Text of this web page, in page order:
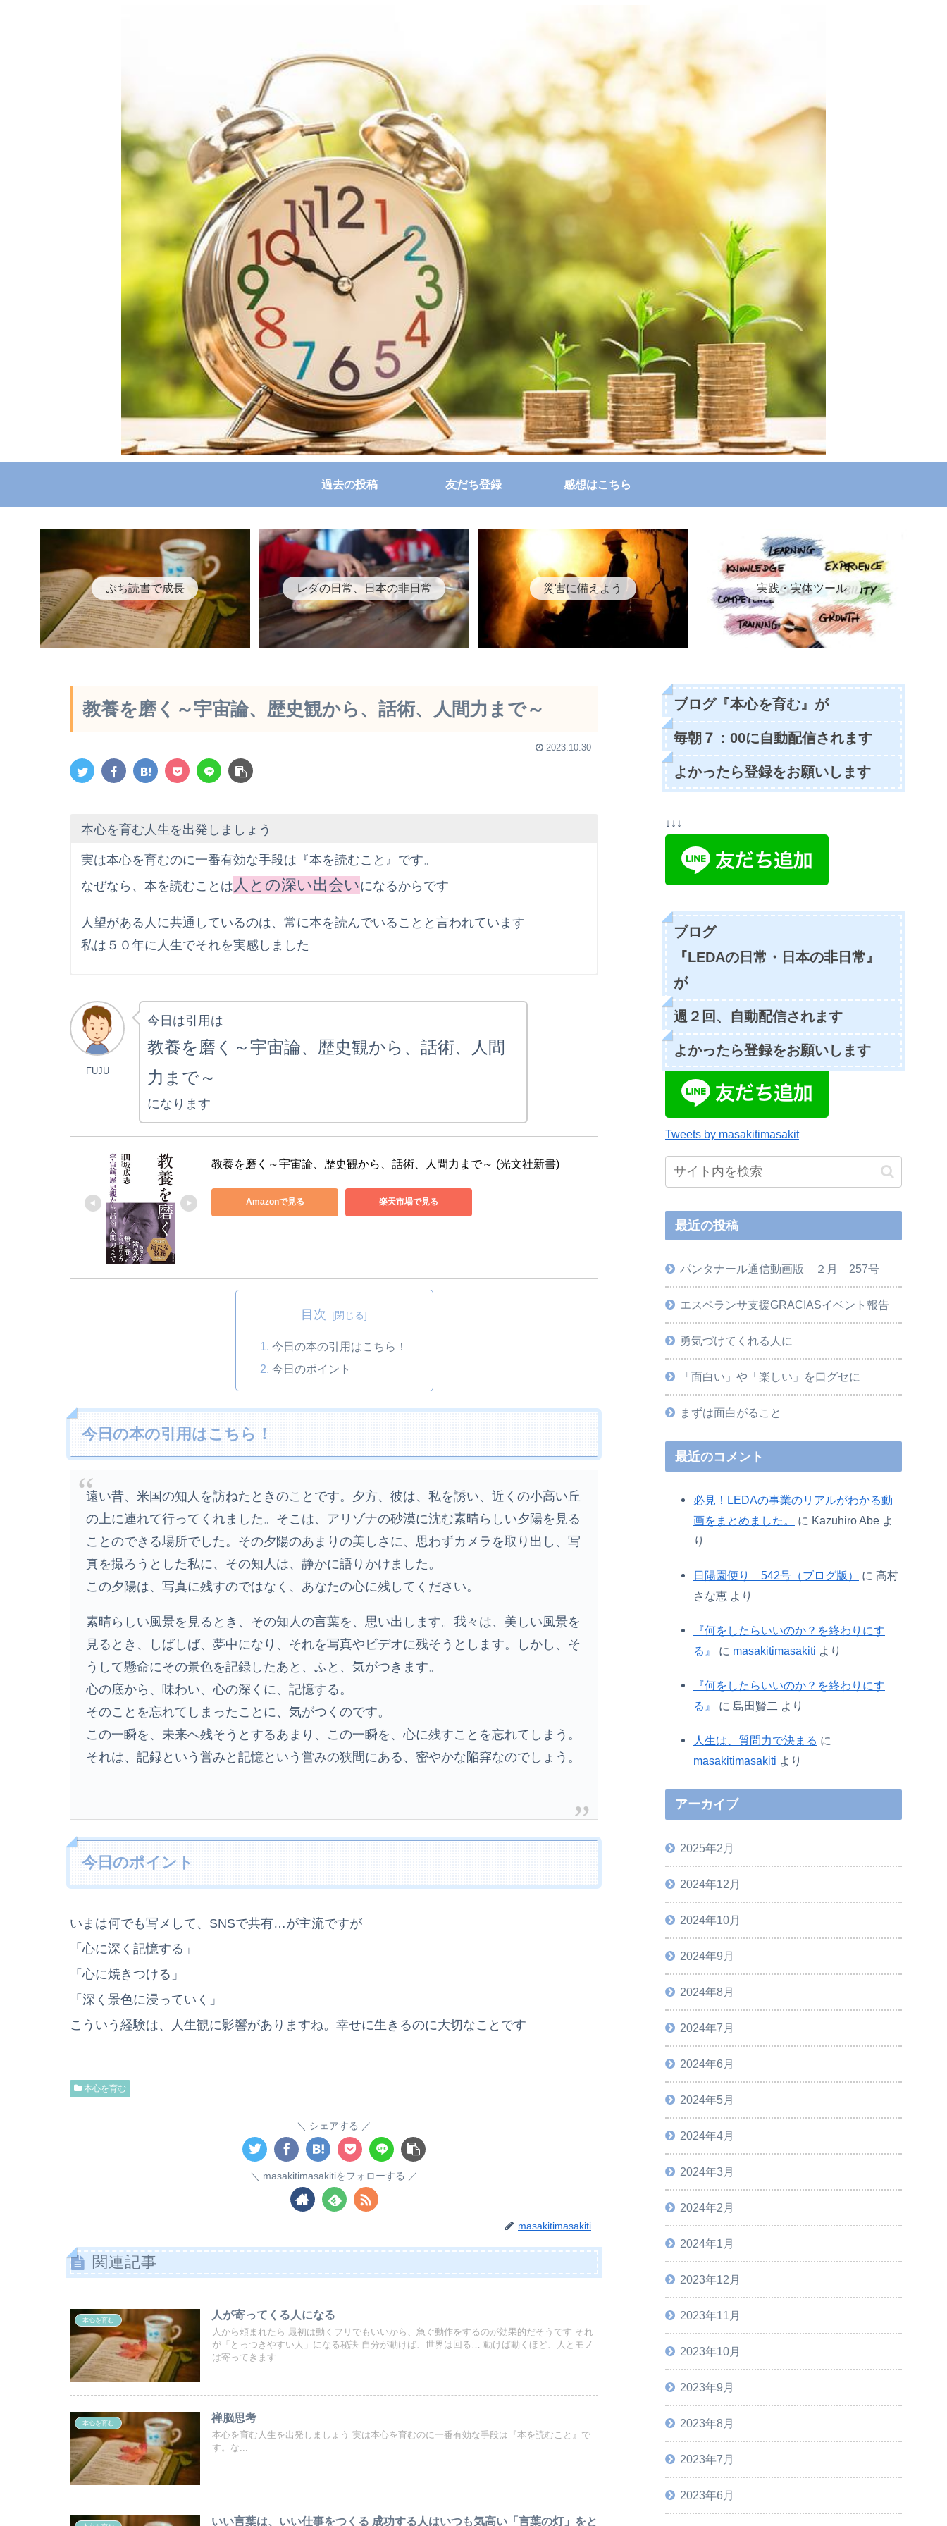
過去の投稿 友だち登録 感想はこちら
ぷち読書で成長 レダの日常、日本の非日常 災害に備えよう 実践・実体ツール
教養を磨く～宇宙論、歴史観から、話術、人間力まで～
2023.10.30
本心を育む人生を出発しましょう
実は本心を育むのに一番有効な手段は『本を読むこと』です。
なぜなら、本を読むことは 人との深い出会いになるからです
人望がある人に共通しているのは、常に本を読んでいることと言われています
私は５０年に人生でそれを実感しました
FUJU
今日は引用は
教養を磨く～宇宙論、歴史観から、話術、人間
力まで～
になります
教養を磨く～宇宙論、歴史観から、話術、人間力まで～ (光文社新書)
Amazonで見る 楽天市場で見る
目次
今日の本の引用はこちら！
今日のポイント
今日の本の引用はこちら！
遠い昔、米国の知人を訪ねたときのことです。夕方、彼は、私を誘い、近くの小高い丘
の上に連れて行ってくれました。そこは、アリゾナの砂漠に沈む素晴らしい夕陽を見る
ことのできる場所でした。その夕陽のあまりの美しさに、思わずカメラを取り出し、写
真を撮ろうとした私に、その知人は、静かに語りかけました。
この夕陽は、写真に残すのではなく、あなたの心に残してください。
素晴らしい風景を見るとき、その知人の言葉を、思い出します。我々は、美しい風景を
見るとき、しばしば、夢中になり、それを写真やビデオに残そうとします。しかし、そ
うして懸命にその景色を記録したあと、ふと、気がつきます。
心の底から、味わい、心の深くに、記憶する。
そのことを忘れてしまったことに、気がつくのです。
この一瞬を、未来へ残そうとするあまり、この一瞬を、心に残すことを忘れてしまう。
それは、記録という営みと記憶という営みの狭間にある、密やかな陥穽なのでしょう。
今日のポイント
いまは何でも写メして、SNSで共有…が主流ですが
「心に深く記憶する」
「心に焼きつける」
「深く景色に浸っていく」
こういう経験は、人生観に影響がありますね。幸せに生きるのに大切なことです
本心を育む
シェアする
masakitimasakitiをフォローする
masakitimasakiti
関連記事
本心を育む 人が寄ってくる人になる
人から頼まれたら 最初は動くフリでもいいから、急ぐ動作をするのが効果的だそうです それ
が「とっつきやすい人」になる秘訣 自分が動けば、世界は回る… 動けば動くほど、人とモノ
は寄ってきます
本心を育む 禅脳思考
本心を育む人生を出発しましょう 実は本心を育むのに一番有効な手段は『本を読むこと』で
す。な...
いい言葉は、いい仕事をつくる 成功する人はいつも気高い「言葉の灯」をと
ブログ『本心を育む』が
毎朝７：00に自動配信されます
よかったら登録をお願いします
↓↓↓
ブログ
『LEDAの日常・日本の非日常』
が
週２回、自動配信されます
よかったら登録をお願いします
Tweets by masakitimasakit
最近の投稿
パンタナール通信動画版 ２月 257号
エスペランサ支援GRACIASイベント報告
勇気づけてくれる人に
「面白い」や「楽しい」を口グセに
まずは面白がること
最近のコメント
必見！LEDAの事業のリアルがわかる動
画をまとめました。
に Kazuhiro Abe よ
り
日陽園便り 542号（ブログ版） に 高村
さな恵 より
『何をしたらいいのか？を終わりにす
る』
に masakitimasakiti より
『何をしたらいいのか？を終わりにす
る』
に 島田賢二 より
人生は、質問力で決まる に
masakitimasakiti より
アーカイブ
2025年2月
2024年12月
2024年10月
2024年9月
2024年8月
2024年7月
2024年6月
2024年5月
2024年4月
2024年3月
2024年2月
2024年1月
2023年12月
2023年11月
2023年10月
2023年9月
2023年8月
2023年7月
2023年6月